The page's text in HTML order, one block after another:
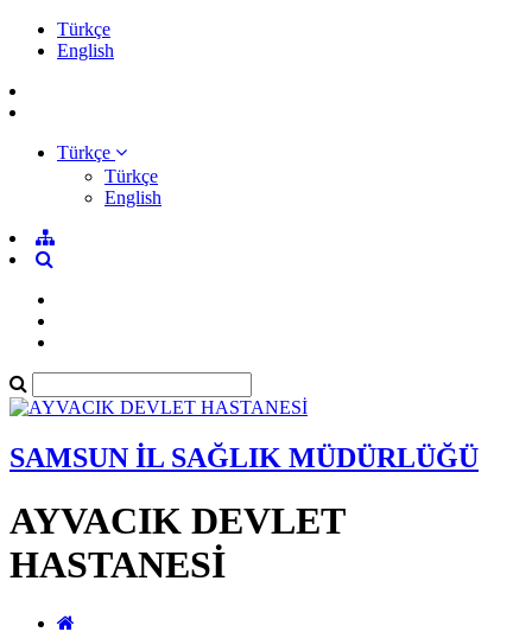
Türkçe
English
Türkçe
Türkçe
English
SAMSUN İL SAĞLIK MÜDÜRLÜĞÜ
AYVACIK DEVLET
HASTANESİ